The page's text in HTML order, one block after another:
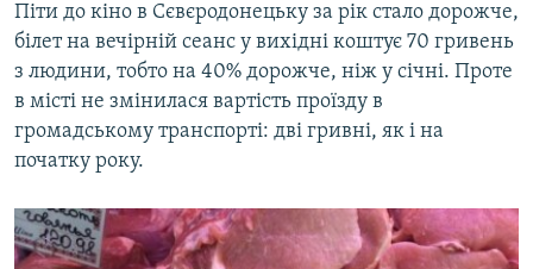
​Піти до кіно в Сєвєродонецьку за рік стало дорожче,
білет на вечірній сеанс у вихідні коштує 70 гривень
з людини, тобто на 40% дорожче, ніж у січні. Проте
в місті не змінилася вартість проїзду в
громадському транспорті: дві гривні, як і на
початку року.